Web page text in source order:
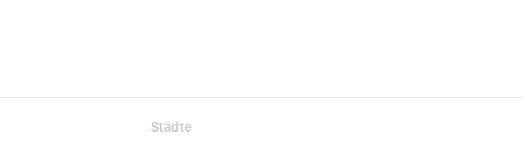
Städte